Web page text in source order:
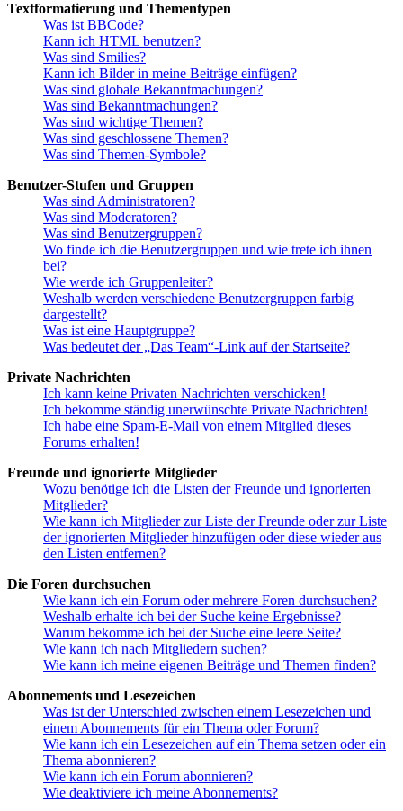
Textformatierung und Thementypen
Was ist BBCode?
Kann ich HTML benutzen?
Was sind Smilies?
Kann ich Bilder in meine Beiträge einfügen?
Was sind globale Bekanntmachungen?
Was sind Bekanntmachungen?
Was sind wichtige Themen?
Was sind geschlossene Themen?
Was sind Themen-Symbole?
Benutzer-Stufen und Gruppen
Was sind Administratoren?
Was sind Moderatoren?
Was sind Benutzergruppen?
Wo finde ich die Benutzergruppen und wie trete ich ihnen
bei?
Wie werde ich Gruppenleiter?
Weshalb werden verschiedene Benutzergruppen farbig
dargestellt?
Was ist eine Hauptgruppe?
Was bedeutet der „Das Team“-Link auf der Startseite?
Private Nachrichten
Ich kann keine Privaten Nachrichten verschicken!
Ich bekomme ständig unerwünschte Private Nachrichten!
Ich habe eine Spam-E-Mail von einem Mitglied dieses
Forums erhalten!
Freunde und ignorierte Mitglieder
Wozu benötige ich die Listen der Freunde und ignorierten
Mitglieder?
Wie kann ich Mitglieder zur Liste der Freunde oder zur Liste
der ignorierten Mitglieder hinzufügen oder diese wieder aus
den Listen entfernen?
Die Foren durchsuchen
Wie kann ich ein Forum oder mehrere Foren durchsuchen?
Weshalb erhalte ich bei der Suche keine Ergebnisse?
Warum bekomme ich bei der Suche eine leere Seite?
Wie kann ich nach Mitgliedern suchen?
Wie kann ich meine eigenen Beiträge und Themen finden?
Abonnements und Lesezeichen
Was ist der Unterschied zwischen einem Lesezeichen und
einem Abonnements für ein Thema oder Forum?
Wie kann ich ein Lesezeichen auf ein Thema setzen oder ein
Thema abonnieren?
Wie kann ich ein Forum abonnieren?
Wie deaktiviere ich meine Abonnements?